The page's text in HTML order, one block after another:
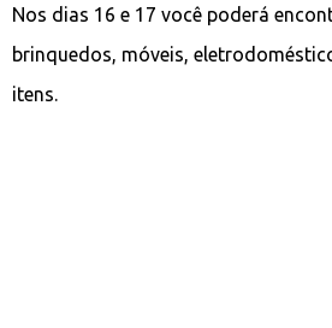
Nos dias 16 e 17 você poderá
brinquedos, móveis,
itens.